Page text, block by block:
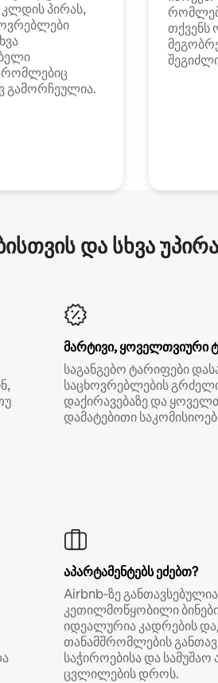
კლდის პირას,
რომლებიც
გამორჩეულია.
თქვენს
და სხვა
მარტივი, ყოველთვიური
საგანგებო ტარიფები
საცხოვრებლების
დაქირავებაზე და
დამატებითი
აპარტამენტებს ეძებთ?
Airbnb‑ზე
კეთილმოწყობილი
იდეალურია კადრების
თანამშრომლების
საჭიროებისა და
ცვლილების დროს.